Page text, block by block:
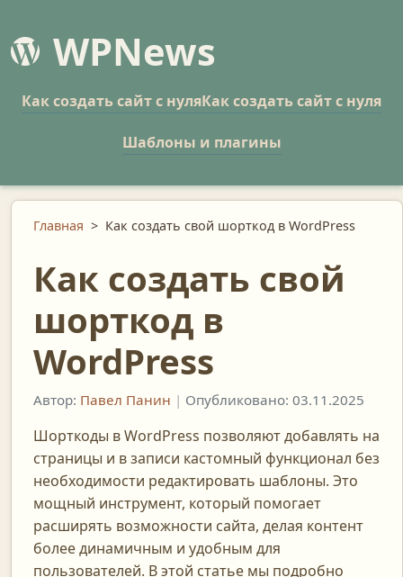
WPNews
Как создать сайт с нуляКак создать сайт с нуля
Шаблоны и плагины
Главная > Как создать свой шорткод в WordPress
Как создать свой
шорткод в
WordPress
Автор: Павел Панин | Опубликовано: 03.11.2025
Шорткоды в WordPress позволяют добавлять на
страницы и в записи кастомный функционал без
необходимости редактировать шаблоны. Это
мощный инструмент, который помогает
расширять возможности сайта, делая контент
более динамичным и удобным для
пользователей. В этой статье мы подробно